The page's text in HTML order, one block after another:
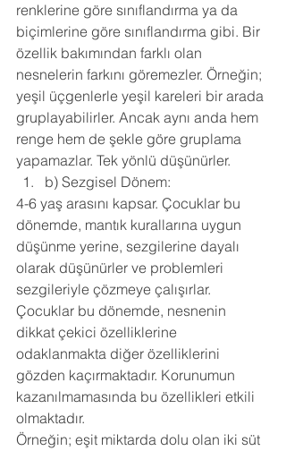
renklerine göre sınıflandırma ya da
biçimlerine göre sınıflandırma gibi. Bir
özellik bakımından farklı olan
nesnelerin farkını göremezler. Örneğin;
yeşil üçgenlerle yeşil kareleri bir arada
gruplayabilirler. Ancak aynı anda hem
renge hem de şekle göre gruplama
yapamazlar. Tek yönlü düşünürler.
b) Sezgisel Dönem:
4-6 yaş arasını kapsar. Çocuklar bu
dönemde, mantık kurallarına uygun
düşünme yerine, sezgilerine dayalı
olarak düşünürler ve problemleri
sezgileriyle çözmeye çalışırlar.
Çocuklar bu dönemde, nesnenin
dikkat çekici özelliklerine
odaklanmakta diğer özelliklerini
gözden kaçırmaktadır. Korunumun
kazanılmamasında bu özellikleri etkili
olmaktadır.
Örneğin; eşit miktarda dolu olan iki süt